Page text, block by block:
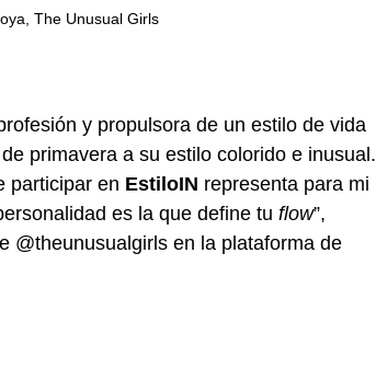
The Unusual Girls
y propulsora de un estilo de vida
primavera a su estilo colorido e inusual.
participar en EstiloIN representa para mi
es la que define tu flow”,
@theunusualgirls en la plataforma de